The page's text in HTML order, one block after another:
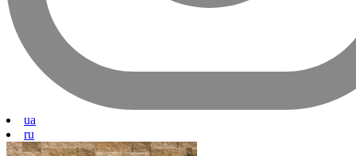
ua
ru
© BERNSTONE.COM.UA, 2025